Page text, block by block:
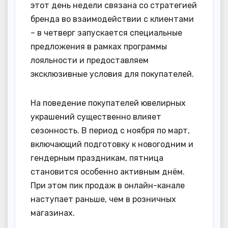
этот день недели связана со стратегией
бренда во взаимодействии с клиентами
– в четверг запускается специальные
предложения в рамках программы
лояльности и предоставляем
эксклюзивные условия для покупателей.
На поведение покупателей ювелирных
украшений существенно влияет
сезонность. В период с ноября по март,
включающий подготовку к новогодним и
гендерным праздникам, пятница
становится особенно активным днём.
При этом пик продаж в онлайн-канале
наступает раньше, чем в розничных
магазинах.